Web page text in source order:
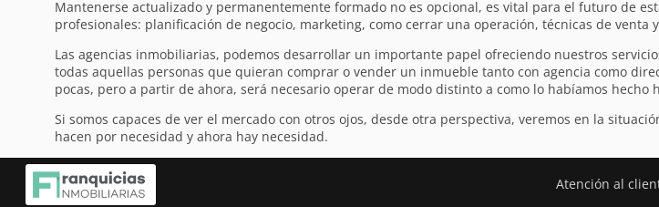
Mantenerse actualizado y permanentemente formado no es opcional, es vital para el futuro de
profesionales: planificación de negocio, marketing, como cerrar una operación, técnicas de venta
Las agencias inmobiliarias, podemos desarrollar un importante papel ofreciendo nuestros
todas aquellas personas que quieran comprar o vender un inmueble tanto con agencia como
pocas, pero a partir de ahora, será necesario operar de modo distinto a como lo habíamos hecho
Si somos capaces de ver el mercado con otros ojos, desde otra perspectiva, veremos en la
hacen por necesidad y ahora hay necesidad.
Atención al